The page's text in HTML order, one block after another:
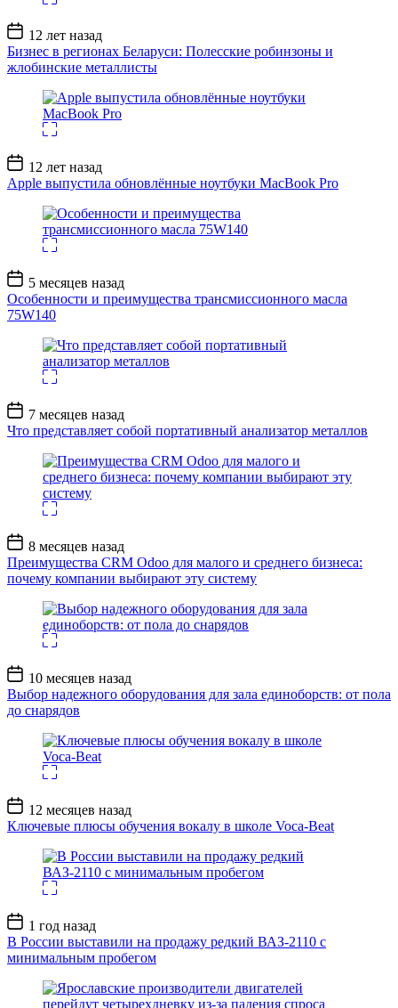
Дата
записи
12 лет назад
Бизнес в регионах Беларуси: Полесские робинзоны и
жлобинские металлисты
Дата
записи
12 лет назад
Apple выпустила обновлённые ноутбуки MacBook Pro
Дата
записи
5 месяцев назад
Особенности и преимущества трансмиссионного масла
75W140
Дата
записи
7 месяцев назад
Что представляет собой портативный анализатор металлов
Дата
записи
8 месяцев назад
Преимущества CRM Odoo для малого и среднего бизнеса:
почему компании выбирают эту систему
Дата
записи
10 месяцев назад
Выбор надежного оборудования для зала единоборств: от пола
до снарядов
Дата
записи
12 месяцев назад
Ключевые плюсы обучения вокалу в школе Voca-Beat
Дата
записи
1 год назад
В России выставили на продажу редкий ВАЗ-2110 с
минимальным пробегом